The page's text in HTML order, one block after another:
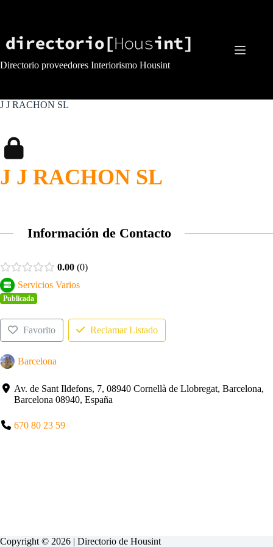
Directorio proveedores Interiorismo Housint
J J RACHON SL
J J RACHON SL
Información de Contacto
0.00 0
Servicios Varios
Publicada
Favorito Reclamar Listado
Barcelona
Av. de Sant Ildefons, 7, 08940 Cornellà de Llobregat, Barcelona,
Barcelona 08940, España
670 80 23 59
Copyright © 2026 | Directorio de Housint